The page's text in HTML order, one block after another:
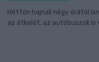
Hétfőn hajnali négy órától
az átkelőt, az autóbuszok